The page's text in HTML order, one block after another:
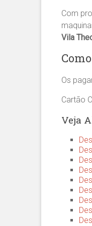
Com
Vila
Os
Cartão
Veja